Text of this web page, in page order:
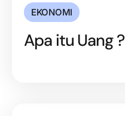
EKONOMI
Apa itu Uang ?